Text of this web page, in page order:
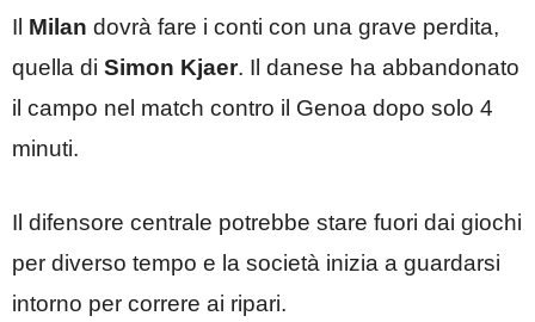
Il Milan dovrà fare i conti con una grave perdita,
quella di Simon Kjaer. Il danese ha abbandonato
il campo nel match contro il Genoa dopo solo 4
minuti.
Il difensore centrale potrebbe stare fuori dai giochi
per diverso tempo e la società inizia a guardarsi
intorno per correre ai ripari.